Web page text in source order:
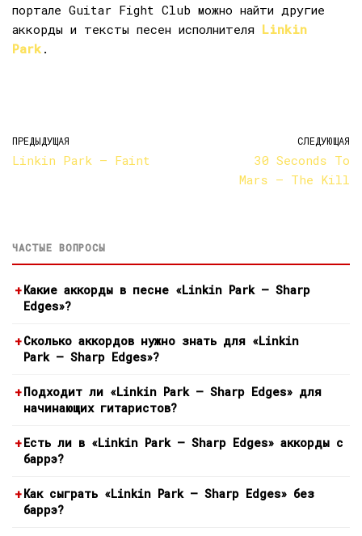
портале Guitar Fight Club можно найти другие
аккорды и тексты песен исполнителя Linkin
Park .
ПРЕДЫДУЩАЯ
Linkin Park — Faint
СЛЕДУЮЩАЯ
30 Seconds To
Mars — The Kill
ЧАСТЫЕ ВОПРОСЫ
Какие аккорды в песне «Linkin Park — Sharp
Edges»?
Сколько аккордов нужно знать для «Linkin
Park — Sharp Edges»?
Подходит ли «Linkin Park — Sharp Edges» для
начинающих гитаристов?
Есть ли в «Linkin Park — Sharp Edges» аккорды с
баррэ?
Как сыграть «Linkin Park — Sharp Edges» без
баррэ?